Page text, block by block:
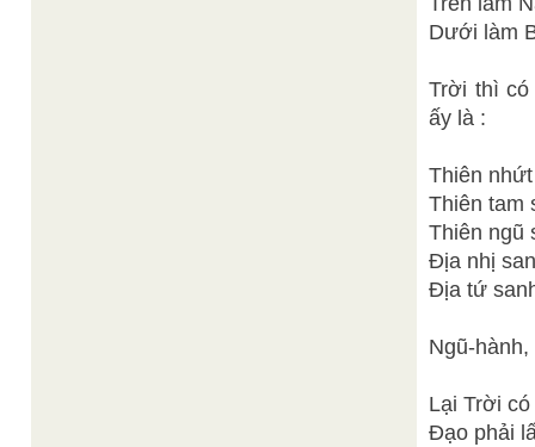
Dưới làm
Trời thì có
ấy là :
Thiên
Thiên tam
Thiên ngũ
Địa nhị
Địa tứ
Ngũ-
Lại Trời
Đạo phải